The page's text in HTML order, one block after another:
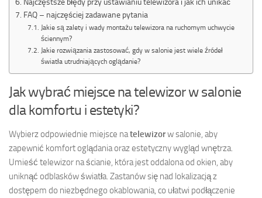
FAQ – najczęściej zadawane pytania
Jakie są zalety i wady montażu telewizora na ruchomym uchwycie
ściennym?
Jakie rozwiązania zastosować, gdy w salonie jest wiele źródeł
światła utrudniających oglądanie?
Jak wybrać miejsce na telewizor w salonie
dla komfortu i estetyki?
Wybierz odpowiednie miejsce natelewizorw salonie, aby
zapewnić komfort oglądania oraz estetyczny wygląd wnętrza.
Umieść telewizor na ścianie, która jest oddalona od okien, aby
uniknąć odblasków światła. Zastanów się nad lokalizacją z
dostępem do niezbędnego okablowania, co ułatwi podłączenie